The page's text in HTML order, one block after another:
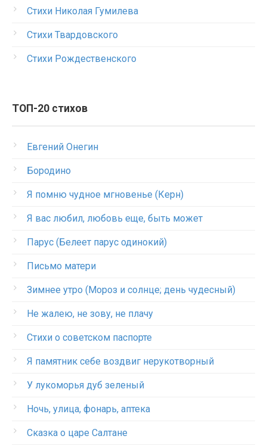
Стихи Николая Гумилева
Стихи Твардовского
Стихи Рождественского
ТОП-20 стихов
Евгений Онегин
Бородино
Я помню чудное мгновенье (Керн)
Я вас любил, любовь еще, быть может
Парус (Белеет парус одинокий)
Письмо матери
Зимнее утро (Мороз и солнце; день чудесный)
Не жалею, не зову, не плачу
Стихи о советском паспорте
Я памятник себе воздвиг нерукотворный
У лукоморья дуб зеленый
Ночь, улица, фонарь, аптека
Сказка о царе Салтане